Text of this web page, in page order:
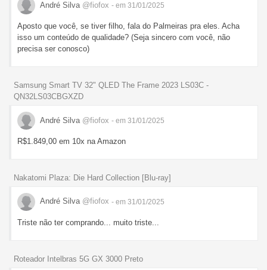
André Silva @fiofox - em 31/01/2025
Aposto que você, se tiver filho, fala do Palmeiras pra eles. Acha
isso um conteúdo de qualidade? (Seja sincero com você, não
precisa ser conosco)
Samsung Smart TV 32" QLED The Frame 2023 LS03C -
QN32LS03CBGXZD
André Silva @fiofox - em 31/01/2025
R$1.849,00 em 10x na Amazon
Nakatomi Plaza: Die Hard Collection [Blu-ray]
André Silva @fiofox - em 31/01/2025
Triste não ter comprando... muito triste...
Roteador Intelbras 5G GX 3000 Preto